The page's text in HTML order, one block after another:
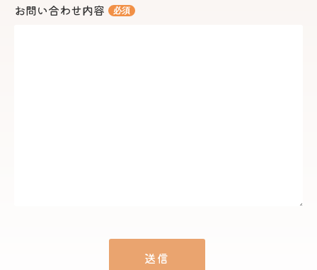
お問い合わせ内容 必須